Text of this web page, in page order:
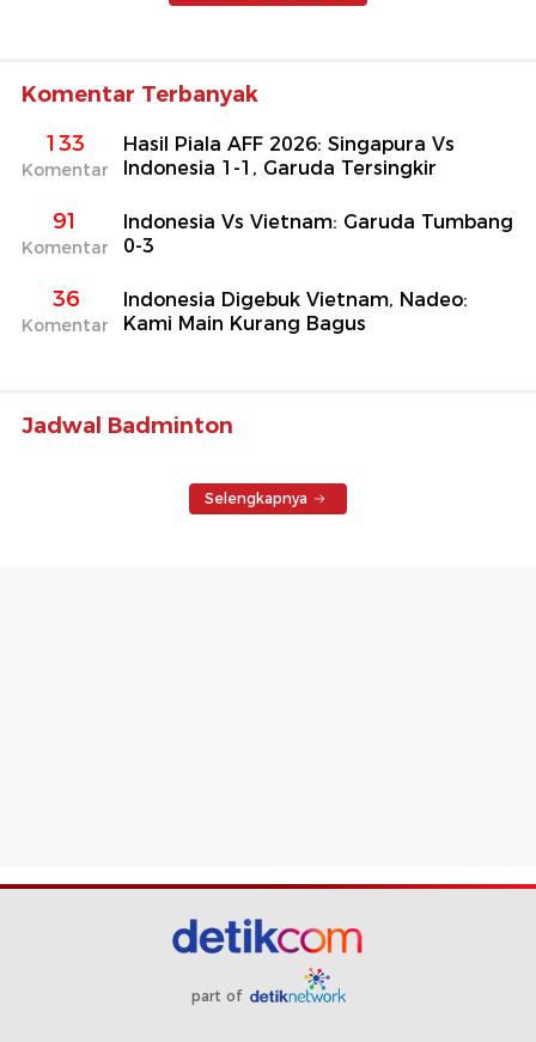
Komentar Terbanyak
133
Komentar
Hasil Piala AFF 2026: Singapura Vs
Indonesia 1-1, Garuda Tersingkir
91
Komentar
Indonesia Vs Vietnam: Garuda Tumbang
0-3
36
Komentar
Indonesia Digebuk Vietnam, Nadeo:
Kami Main Kurang Bagus
Jadwal Badminton
Selengkapnya
part of